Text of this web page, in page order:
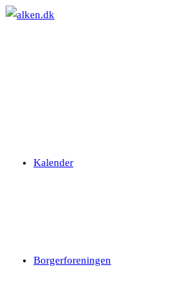
Skip
Kalender
Borgerforeningen